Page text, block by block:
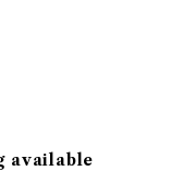
available